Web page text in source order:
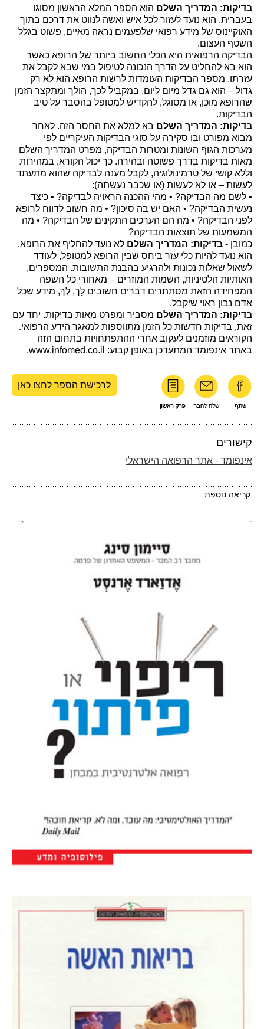
בדיקות: המדריך השלם הוא הספר המלא הראשון מסוגו
בעברית. הוא נועד לעזור לכל איש ואשה לנווט את דרכם בתוך
האוקיינוס של מידע רפואי שלפעמים נראה מאיים, פשוט בגלל
השטף העצום.
הבדיקה הרפואית היא הכלי החשוב ביותר של הרופא כאשר
הוא בא להחליט על הדרך הנכונה לטיפול במי שבא לקבל את
עזרתו. מספר הבדיקות העומדות לרשות הרופא הוא לא רק
גדול – הוא גם גדל מיום ליום. במקביל לכך, הולך ומתקצר הזמן
שהרופא מוכן, או מסוגל, להקדיש למטופל בהסבר על טיב
הבדיקות.
בדיקות: המדריך השלם בא למלא את החסר הזה. לאחר
מבוא מפורט ובו סקירה על סוגי הבדיקות העיקריים לפי
מערכות הגוף השונות ומטרות הבדיקה, מפרט המדריך השלם
מאות בדיקות בדרך פשוטה ובהירה. כך יכול הקורא, במהירות
וללא קושי של טרמינולוגיה, לקבל מענה לבדיקה שהוא מתעתד
לעשות – או לא לעשות (או שכבר נעשתה):
• לשם מה הבדיקה? • מהי ההכנה הראויה לבדיקה? • כיצד
נעשית הבדיקה? • האם יש בה סיכון? • מה חשוב לדווח לרופא
לפני הבדיקה? • מה הם הערכים התקינים של הבדיקה? • מה
המשמעות של תוצאות הבדיקה?
כמובן - בדיקות: המדריך השלם לא נועד להחליף את הרופא.
הוא נועד להיות כלי עזר ביחס שבין הרופא למטופל, לעודד
לשאול שאלות נכונות ולהרגיע בהבנת התשובות. המספרים,
האותיות הלטיניות, השמות המוזרים – מאחורי כל השפה
המפחידה הזאת מסתתרים דברים חשובים לָך, לְךָ, מידע שכל
אדם נבון ראוי שיקבל.
בדיקות: המדריך השלם מסביר ומפרט מאות בדיקות. יחד עם
זאת, בדיקות חדשות כל הזמן מתווספות למאגר הידע הרפואי.
הקוראים מוזמנים לעקוב אחרי ההתפתחויות בתחום הזה
באתר אינפומד המתעדכן באופן קבוע: www.infomed.co.il.
לרכישת הספר לחצו כאן
קישורים
אינפומד - אתר הרפואה הישראלי
קריאה נוספת